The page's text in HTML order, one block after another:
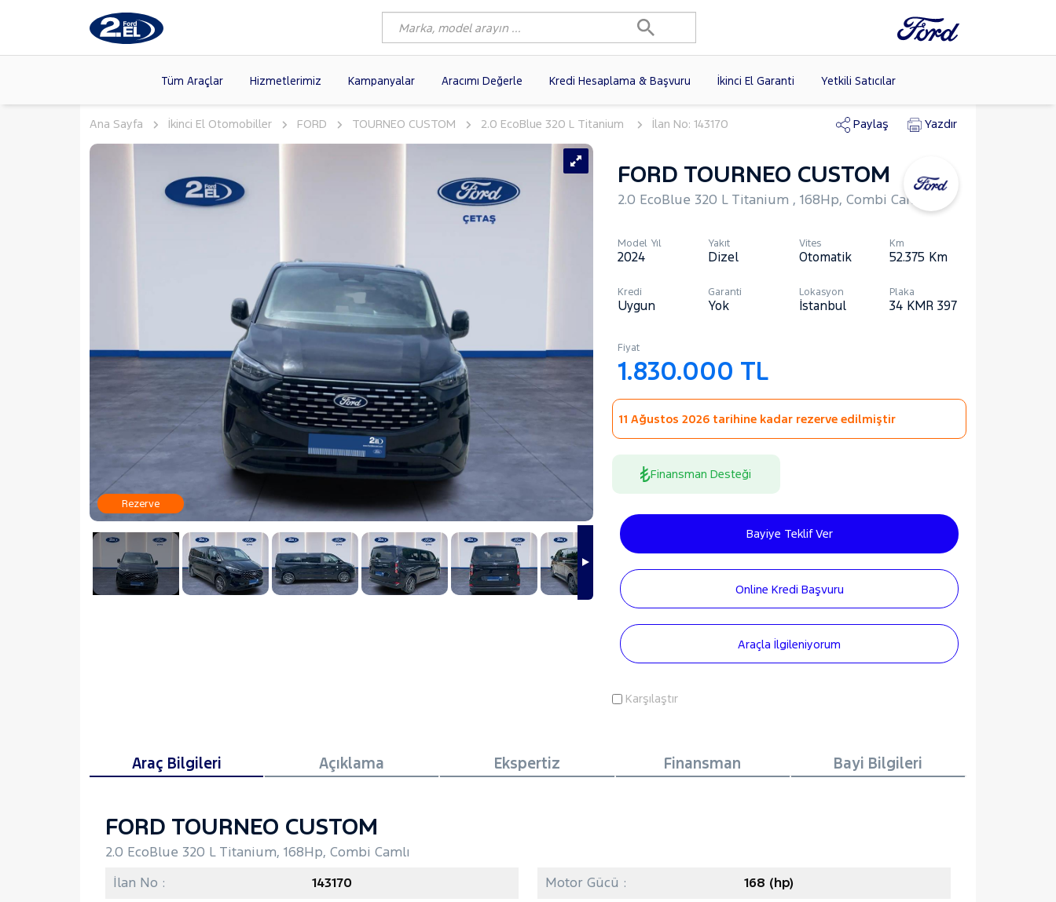
Tüm Araçlar Hizmetlerimiz Kampanyalar Aracımı Değerle Kredi Hesaplama & Başvuru İkinci El Garanti Yetkili Satıcılar
Markalar > FORD (873) FIAT (101) RENAULT(81)
DACIA(17) HYUNDAI(14)
VOLVO(12) KIA(11)
SKODA
Tüm Markaları
Ana Sayfa İkinci El Otomobiller FORD TOURNEO CUSTOM 2.0 EcoBlue 320 L Titanium İlan No: 143170 Paylaş Yazdır
Rezerve
FORD TOURNEO CUSTOM
2.0 EcoBlue 320 L Titanium , 168Hp, Combi Camlı
Model Yıl
2024
Yakıt
Dizel
Vites
Otomatik
Km
52.375 Km
Kredi
Uygun
Garanti
Yok
Lokasyon
İstanbul
Plaka
34 KMR 397
Fiyat
1.830.000 TL
11 Ağustos 2026 tarihine kadar rezerve edilmiştir
Finansman Desteği
Bayiye Teklif Ver
Online Kredi Başvuru
Araçla İlgileniyorum
Karşılaştır
Araç Bilgileri Açıklama Ekspertiz Finansman Bayi Bilgileri
FORD TOURNEO CUSTOM
2.0 EcoBlue 320 L Titanium, 168Hp, Combi Camlı
İlan No :
143170
Motor Gücü :
168 (hp)